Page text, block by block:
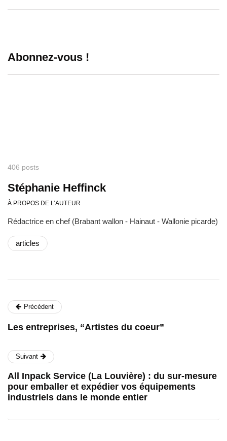
Abonnez-vous !
406 posts
Stéphanie Heffinck
À PROPOS DE L’AUTEUR
Rédactrice en chef (Brabant wallon - Hainaut - Wallonie picarde)
articles
Précédent
Les entreprises, “Artistes du coeur”
Suivant
All Inpack Service (La Louvière) : du sur-mesure
pour emballer et expédier vos équipements
industriels dans le monde entier